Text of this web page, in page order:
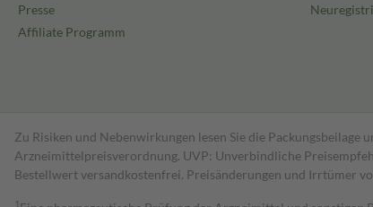
Presse
Affiliate Programm
Zu Risiken und Nebenwirkungen lesen Sie die
Arzneimittelpreisverordnung. UVP: Unverbindliche
Bestell­wert versand­kosten­frei. Preisänderungen und Irrtümer
1